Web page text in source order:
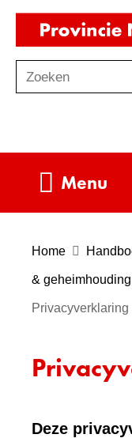
o
Zoeken
Menu
Home
& geheimhouding
Privacyverklaring
Deze